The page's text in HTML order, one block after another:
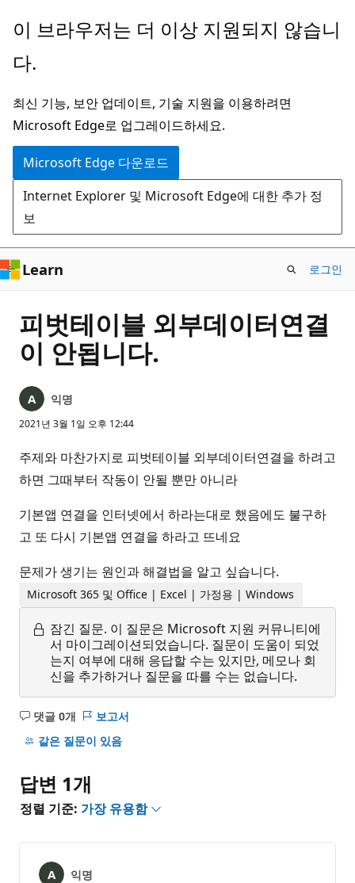
주
콘
츠
로
건
너
뛰
기
이 브라우저는 더 이상 지원되지 않습니
다.
최신 기능, 보안 업데이트, 기술 지원을 이용하려면
Microsoft Edge로 업그레이드하세요.
Microsoft Edge 다운로드
Internet Explorer 및 Microsoft Edge에 대한 추가 정
보
Learn 로그인
피벗테이블 외부데이터연결
이 안됩니다.
익명
2021년 3월 1일 오후 12:44
주제와 마찬가지로 피벗테이블 외부데이터연결을 하려고
하면 그때부터 작동이 안될 뿐만 아니라
기본앱 연결을 인터넷에서 하라는대로 했음에도 불구하
고 또 다시 기본앱 연결을 하라고 뜨네요
문제가 생기는 원인과 해결법을 알고 싶습니다.
Microsoft 365 및 Office | Excel | 가정용 | Windows
잠긴 질문. 이 질문은 Microsoft 지원 커뮤니티에
서 마이그레이션되었습니다. 질문이 도움이 되었
는지 여부에 대해 응답할 수는 있지만, 메모나 회
신을 추가하거나 질문을 따를 수는 없습니다.
댓글 0개
설
명
음
보고서
같은 질문이 있음
답변 1개
정렬 기준: 가장 유용함
익명